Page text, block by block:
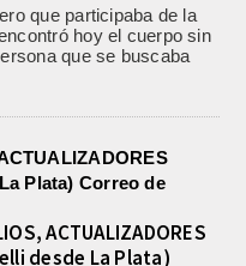
que participaba de la
hoy el cuerpo sin
que se buscaba
ACTUALIZADORES
desde La Plata)